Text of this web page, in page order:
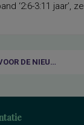
‘2:6-3:11 jaar’,
INSCHRIJVEN VOOR DE NIEUWSBRIEF